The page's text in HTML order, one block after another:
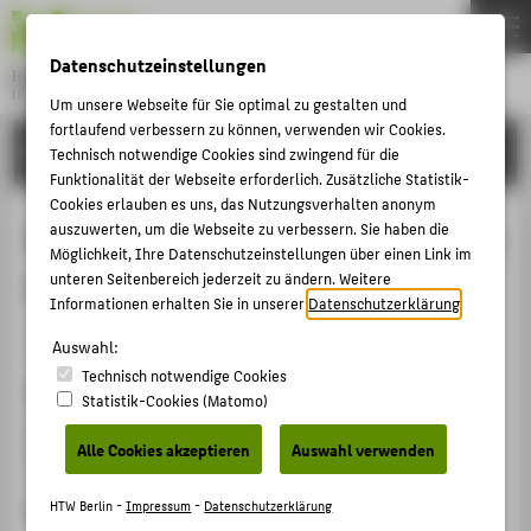
Hochschule für Technik und Wirtschaft Berlin
University of Applied Sciences
Menu
FORSCHUNG
Digitalisierte Oberflächenstrukturen
in der Schadensanalyse
Veranstaltungsbeitrag › Vortrag › 2016
Veranstaltung
Wissenschaftssymposium HTW Berlin
HTW Berlin, Berlin, Deutschland, 10.11.2016
Ergänzende Angaben
THEMEN
HOCHSCHULE
CAMPUS
STUDIUM
LEHRE
KARRIERE
INTERNATIONAL
INFORMATIONEN FÜR
Datenschutzeinstellungen
Um unsere Webseite für Sie optimal zu gestalten und
fortlaufend verbessern zu können, verwenden wir Cookies.
Technisch notwendige Cookies sind zwingend für die
Funktionalität der Webseite erforderlich. Zusätzliche Statistik-
Cookies erlauben es uns, das Nutzungsverhalten anonym
auszuwerten, um die Webseite zu verbessern. Sie haben die
Möglichkeit, Ihre Datenschutzeinstellungen über einen Link im
unteren Seitenbereich jederzeit zu ändern. Weitere
Informationen erhalten Sie in unsererDatenschutzerklärung
Auswahl:
Technisch notwendige Cookies
Statistik-Cookies (Matomo)
Alle Cookies akzeptieren Auswahl verwenden
HTW Berlin -Impressum- Datenschutzerklärung